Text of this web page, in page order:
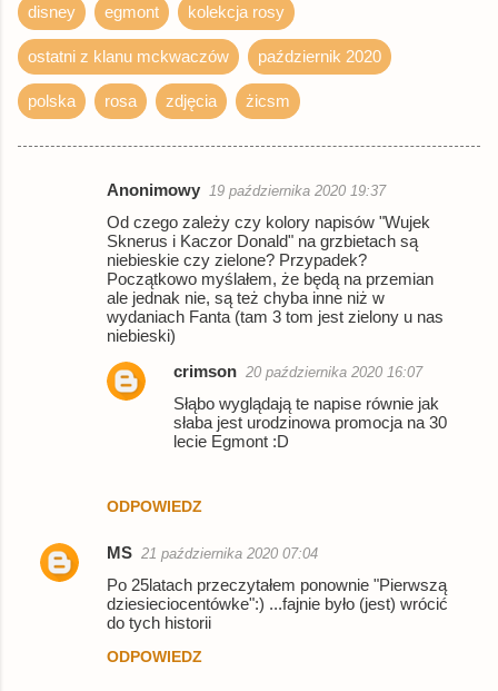
disney egmont kolekcja rosy
ostatni z klanu mckwaczów październik 2020
polska rosa zdjęcia żicsm
Anonimowy 19 października 2020 19:37
Od czego zależy czy kolory napisów "Wujek
Sknerus i Kaczor Donald" na grzbietach są
niebieskie czy zielone? Przypadek?
Początkowo myślałem, że będą na przemian
ale jednak nie, są też chyba inne niż w
wydaniach Fanta (tam 3 tom jest zielony u nas
niebieski)
ODPOWIEDZ
crimson 20 października 2020 16:07
Słąbo wyglądają te napise równie jak
słaba jest urodzinowa promocja na 30
lecie Egmont :D
MS 21 października 2020 07:04
Po 25latach przeczytałem ponownie "Pierwszą
dziesieciocentówke":) ...fajnie było (jest) wrócić
do tych historii
ODPOWIEDZ